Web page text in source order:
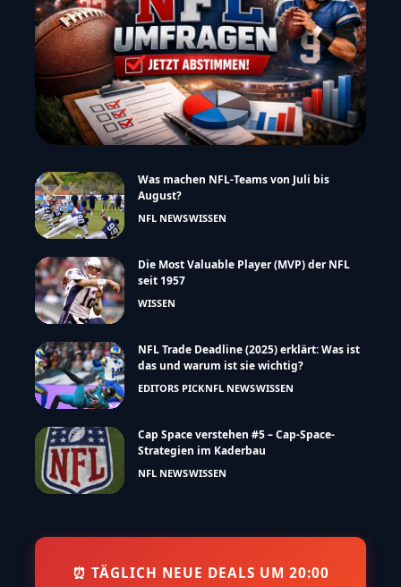
Was machen NFL-Teams von Juli bis
August?
NFL NEWSWISSEN
Die Most Valuable Player (MVP) der NFL
seit 1957
WISSEN
NFL Trade Deadline (2025) erklärt: Was ist
das und warum ist sie wichtig?
EDITORS PICKNFL NEWSWISSEN
Cap Space verstehen #5 – Cap-Space-
Strategien im Kaderbau
NFL NEWSWISSEN
⏰ TÄGLICH NEUE DEALS UM 20:00